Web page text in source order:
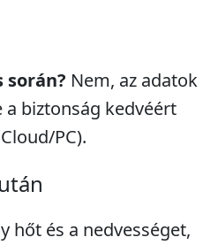
során? Nem, az adatok
biztonság kedvéért
PC).
hőt és a nedvességet,